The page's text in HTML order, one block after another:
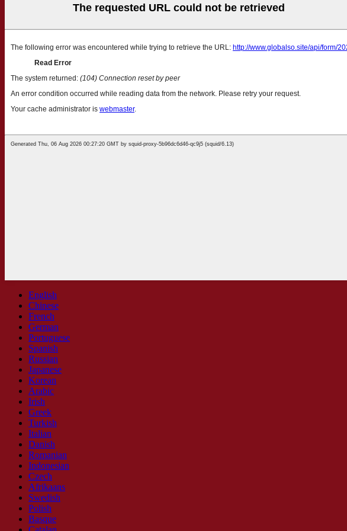
English
Chinese
French
German
Portuguese
Spanish
Russian
Japanese
Korean
Arabic
Irish
Greek
Turkish
Italian
Danish
Romanian
Indonesian
Czech
Afrikaans
Swedish
Polish
Basque